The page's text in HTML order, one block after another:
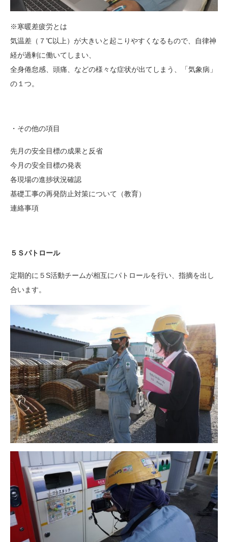
※寒暖差疲労とは
気温差（７℃以上）が大きいと起こりやすくなるもので、自律神
経が過剰に働いてしまい、
全身倦怠感、頭痛、などの様々な症状が出てしまう、「気象病」
の１つ。
・その他の項目
先月の安全目標の成果と反省
今月の安全目標の発表
各現場の進捗状況確認
基礎工事の再発防止対策について（教育）
連絡事項
５Ｓパトロール
定期的に５S活動チームが相互にパトロールを行い、指摘を出し
合います。